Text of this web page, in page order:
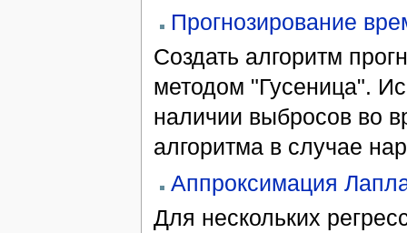
Прогнозирование
Создать алгоритм
методом "Гусеница".
наличии выбросов во
алгоритма в случае
Аппроксимация
Для нескольких